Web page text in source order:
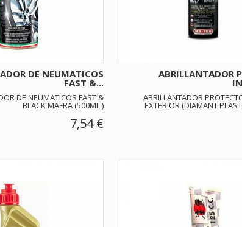
DE NEUMATICOS
FAST &...
DE NEUMATICOS FAST &
BLACK MAFRA (500ML.)
7,54 €
ABRILLANTADOR
ABRILLANTADOR
EXTERIOR (DIAMANT